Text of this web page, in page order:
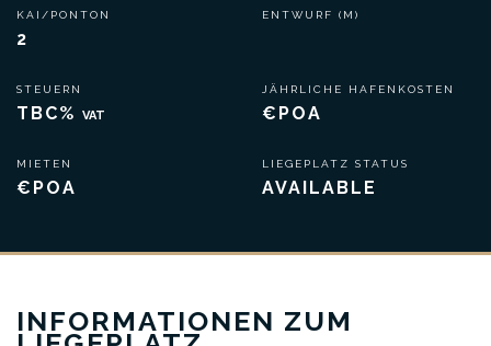
KAI/PONTON
2
STEUERN
TBC% VAT
MIETEN
€POA
ENTWURF (M)
JÄHRLICHE HAFENKOSTEN
€POA
LIEGEPLATZ STATUS
AVAILABLE
INFORMATIONEN ZUM